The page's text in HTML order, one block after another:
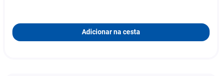
Adicionar na cesta